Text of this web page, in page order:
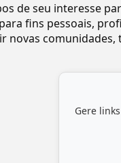
de seu interesse
fins pessoais,
novas
Gere